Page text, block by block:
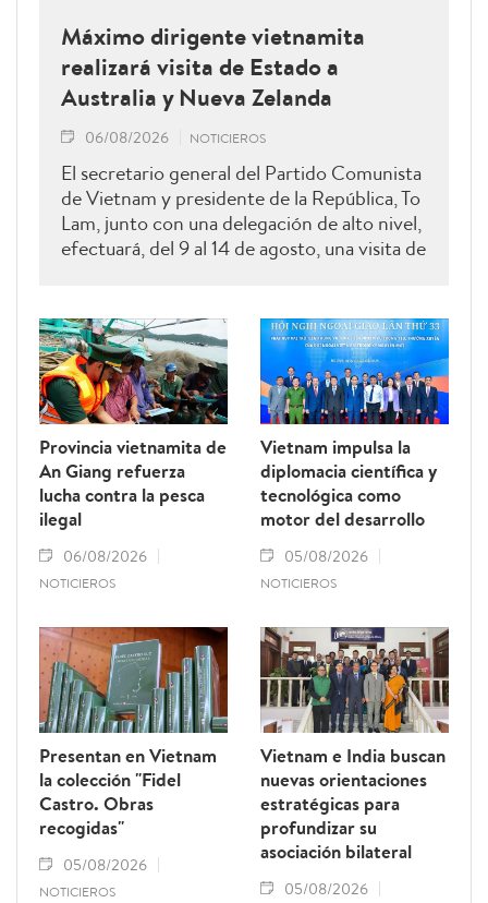
Máximo dirigente vietnamita
realizará visita de Estado a
Australia y Nueva Zelanda
06/08/2026 NOTICIEROS
El secretario general del Partido Comunista
de Vietnam y presidente de la República, To
Lam, junto con una delegación de alto nivel,
efectuará, del 9 al 14 de agosto, una visita de
Provincia vietnamita de
An Giang refuerza
lucha contra la pesca
ilegal
06/08/2026
NOTICIEROS
Vietnam impulsa la
diplomacia científica y
tecnológica como
motor del desarrollo
05/08/2026
NOTICIEROS
Presentan en Vietnam
la colección "Fidel
Castro. Obras
recogidas"
05/08/2026
NOTICIEROS
Vietnam e India buscan
nuevas orientaciones
estratégicas para
profundizar su
asociación bilateral
05/08/2026